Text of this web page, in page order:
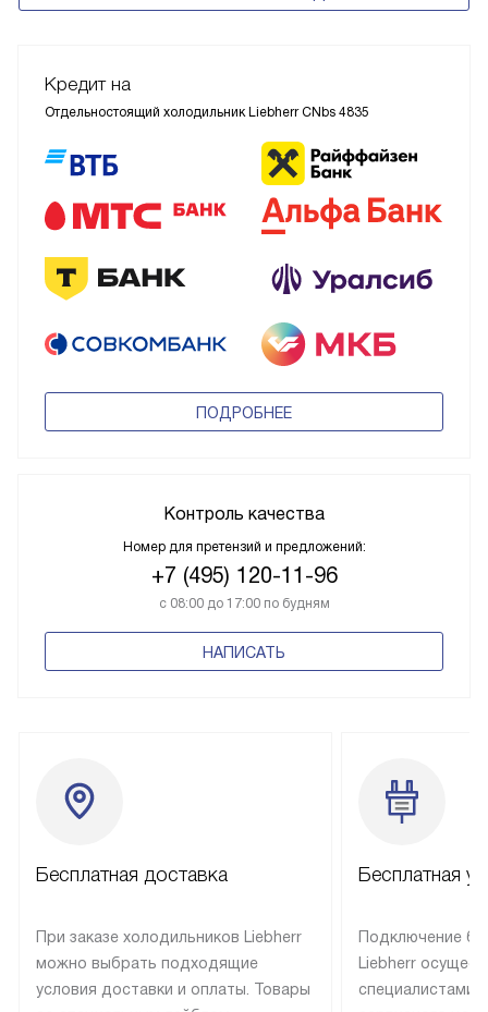
Кредит на
Отдельностоящий холодильник Liebherr CNbs 4835
ПОДРОБНЕЕ
Контроль качества
Номер для претензий и предложений:
+7 (495) 120-11-96
с 08:00 до 17:00 по будням
НАПИСАТЬ
Бесплатная доставка
При заказе холодильников Liebherr
можно выбрать подходящие
условия доставки и оплаты. Товары
Бесплатная
Подключение
Liebherr
специалистами